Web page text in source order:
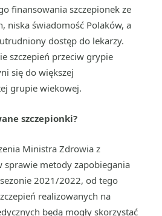
finansowania szczepionek ze
niska świadomość Polaków, a
dostęp do lekarzy.
szczepień przeciw grypie
się do większej
grupie wiekowej.
szczepionki?
Ministra Zdrowia z
sprawie metody zapobiegania
2021/2022, od tego
realizowanych na
będą mogły skorzystać